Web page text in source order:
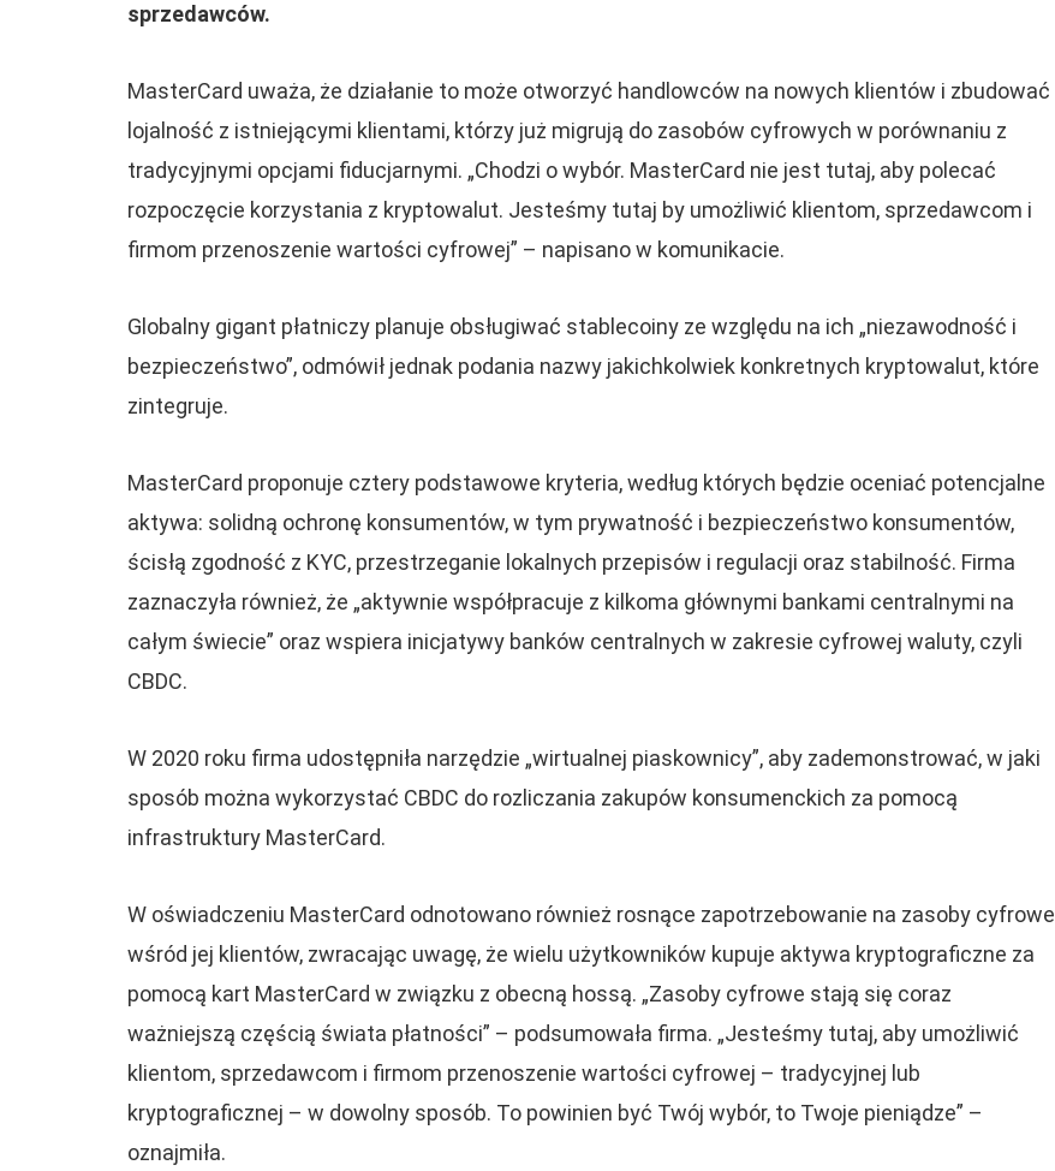
sprzedawców.
MasterCard uważa, że działanie to może otworzyć handlowców na nowych klientów i zbudować
lojalność z istniejącymi klientami, którzy już migrują do zasobów cyfrowych w porównaniu z
tradycyjnymi opcjami fiducjarnymi. „Chodzi o wybór. MasterCard nie jest tutaj, aby polecać
rozpoczęcie korzystania z kryptowalut. Jesteśmy tutaj by umożliwić klientom, sprzedawcom i
firmom przenoszenie wartości cyfrowej” – napisano w komunikacie.
Globalny gigant płatniczy planuje obsługiwać stablecoiny ze względu na ich „niezawodność i
bezpieczeństwo”, odmówił jednak podania nazwy jakichkolwiek konkretnych kryptowalut, które
zintegruje.
MasterCard proponuje cztery podstawowe kryteria, według których będzie oceniać potencjalne
aktywa: solidną ochronę konsumentów, w tym prywatność i bezpieczeństwo konsumentów,
ścisłą zgodność z KYC, przestrzeganie lokalnych przepisów i regulacji oraz stabilność. Firma
zaznaczyła również, że „aktywnie współpracuje z kilkoma głównymi bankami centralnymi na
całym świecie” oraz wspiera inicjatywy banków centralnych w zakresie cyfrowej waluty, czyli
CBDC.
W 2020 roku firma udostępniła narzędzie „wirtualnej piaskownicy”, aby zademonstrować, w jaki
sposób można wykorzystać CBDC do rozliczania zakupów konsumenckich za pomocą
infrastruktury MasterCard.
W oświadczeniu MasterCard odnotowano również rosnące zapotrzebowanie na zasoby cyfrowe
wśród jej klientów, zwracając uwagę, że wielu użytkowników kupuje aktywa kryptograficzne za
pomocą kart MasterCard w związku z obecną hossą. „Zasoby cyfrowe stają się coraz
ważniejszą częścią świata płatności” – podsumowała firma. „Jesteśmy tutaj, aby umożliwić
klientom, sprzedawcom i firmom przenoszenie wartości cyfrowej – tradycyjnej lub
kryptograficznej – w dowolny sposób. To powinien być Twój wybór, to Twoje pieniądze” –
oznajmiła.